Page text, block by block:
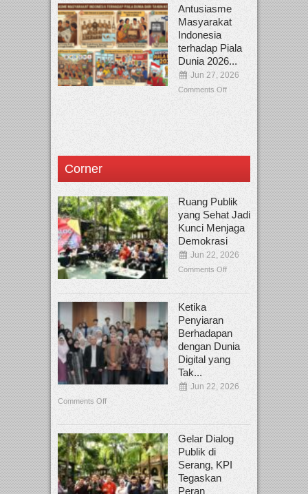
Antusiasme
Masyarakat
Indonesia
terhadap Piala
Dunia 2026...
Jun 27, 2026
Comments Off
Corner
Ruang Publik
yang Sehat Jadi
Kunci Menjaga
Demokrasi
Jun 22, 2026
Comments Off
Ketika
Penyiaran
Berhadapan
dengan Dunia
Digital yang
Tak...
Jun 22, 2026
Comments Off
Gelar Dialog
Publik di
Serang, KPI
Tegaskan
Peran